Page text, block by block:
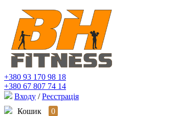
+380 93 170 98 18
+380 67 807 74 14
Входу / Реєстрація
Кошик
0